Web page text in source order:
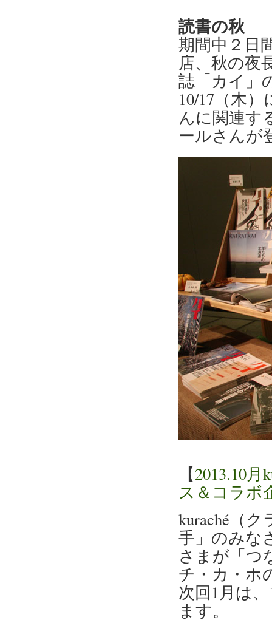
読書の秋
期間中２日
店、秋の夜
誌「カイ」
10/17（木
んに関連す
ールさんが
【2013.10
ス＆コラボ
kuraché（
手」のみな
さまが「つ
チ・カ・ホ
次回1月は
ます。